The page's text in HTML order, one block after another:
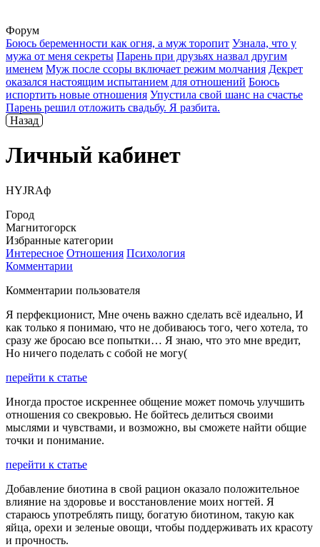
Форум
Боюсь беременности как огня, а муж торопит Узнала, что у
мужа от меня секреты Парень при друзьях назвал другим
именем Муж после ссоры включает режим молчания Декрет
оказался настоящим испытанием для отношений Боюсь
испортить новые отношения Упустила свой шанс на счастье
Парень решил отложить свадьбу. Я разбита.
Назад
Личный кабинет
HYJRAф
Город
Магнитогорск
Избранные категории
Интересное Отношения Психология
Комментарии
Комментарии пользователя
Я перфекционист, Мне очень важно сделать всё идеально, И
как только я понимаю, что не добиваюсь того, чего хотела, то
сразу же бросаю все попытки… Я знаю, что это мне вредит,
Но ничего поделать с собой не могу(
перейти к статье
Иногда простое искреннее общение может помочь улучшить
отношения со свекровью. Не бойтесь делиться своими
мыслями и чувствами, и возможно, вы сможете найти общие
точки и понимание.
перейти к статье
Добавление биотина в свой рацион оказало положительное
влияние на здоровье и восстановление моих ногтей. Я
стараюсь употреблять пищу, богатую биотином, такую как
яйца, орехи и зеленые овощи, чтобы поддерживать их красоту
и прочность.